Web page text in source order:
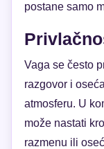
postane samo
Vaga se često
razgovor i
atmosferu. U
može nastati
razmenu ili